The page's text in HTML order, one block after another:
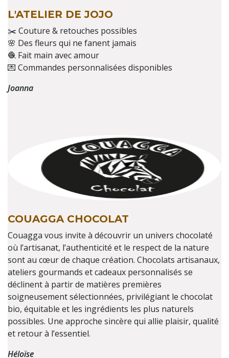
L'ATELIER DE JOJO
✂️ Couture & retouches possibles
🌸 Des fleurs qui ne fanent jamais
🧶 Fait main avec amour
💌 Commandes personnalisées disponibles
Joanna
COUAGGA CHOCOLAT
Couagga vous invite à découvrir un univers chocolaté
où l’artisanat, l’authenticité et le respect de la nature
sont au cœur de chaque création. Chocolats artisanaux,
ateliers gourmands et cadeaux personnalisés se
déclinent à partir de matières premières
soigneusement sélectionnées, privilégiant le chocolat
bio, équitable et les ingrédients les plus naturels
possibles. Une approche sincère qui allie plaisir, qualité
et retour à l’essentiel.
Héloïse